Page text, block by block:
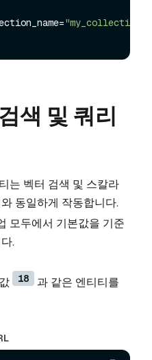
"my_collection"
색 및 쿼리
는 벡터 검색 및 스칼라
동일하게 작동합니다.
모두에서 기본값을 기준
.
18
과 같은 엔티티를